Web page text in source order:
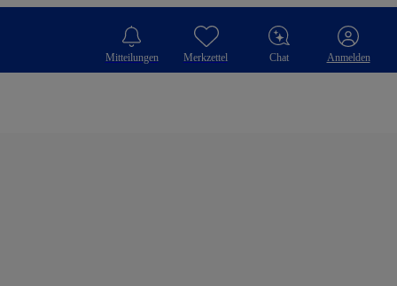
Mitteilungen Merkzettel Chat Anmelden